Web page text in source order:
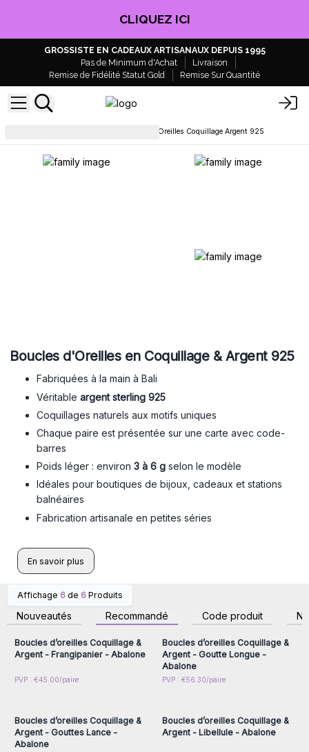
EN PROFITER !
GROSSISTE EN CADEAUX ARTISANAUX DEPUIS 1995
Pas de Minimum d'Achat
Livraison
Remise de Fidélité Statut Gold
Remise Sur Quantité
Boucles d'Oreilles Coquillage Argent 925
Boucles d'Oreilles en Coquillage & Argent 925
Fabriquées à la main à Bali
Véritable argent sterling 925
Coquillages naturels aux motifs uniques
Chaque paire est présentée sur une carte avec code-
barres
Poids léger : environ 3 à 6 gselon le modèle
Idéales pour boutiques de bijoux, cadeaux et stations
balnéaires
Fabrication artisanale en petites séries
En savoir plus
Affichage 6 de 6 Produits
Nouveautés Recommandé Code produit
Connectez-vous ou
inscrivez-vous pour
accéder aux prix de gros
Boucles d’oreilles Coquillage &
Argent - Frangipanier - Abalone
PVP : €45.00/paire
inscrivez-vous pour
accéder aux prix de gros
Boucles d’oreilles Coquillage &
Argent - Goutte Longue -
Abalone
PVP : €56.30/paire
Connectez-vous ou
Boucles d’oreilles Coquillage &
Argent - Gouttes Lance -
Abalone
Connectez-vous ou
Boucles d’oreilles Coquillage &
Argent - Libellule - Abalone